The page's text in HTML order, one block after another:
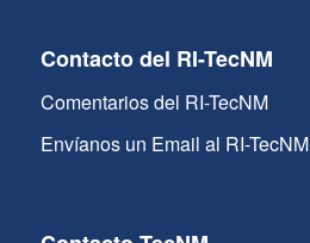
Contacto del RI-TecNM
Comentarios del RI-TecNM
Envíanos un Email al RI-TecNM